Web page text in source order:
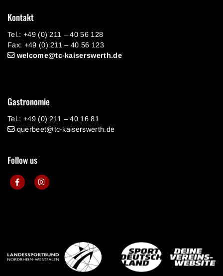
Kontakt
Tel.: +49 (0) 211 – 40 56 128
Fax: +49 (0) 211 – 40 56 123
welcome@tc-kaiserswerth.de
Gastronomie
Tel.: +49 (0) 211 – 40 16 81
querbeet@tc-kaiserswerth.de
Follow us